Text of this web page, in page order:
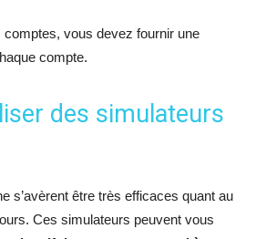
vous devez fournir une
compte.
des simulateurs
s’avèrent être très efficaces quant au
Ces simulateurs peuvent vous